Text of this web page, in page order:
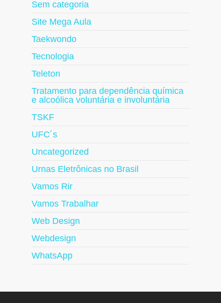
Sem categoria
Site Mega Aula
Taekwondo
Tecnologia
Teleton
Tratamento para dependência química
e alcoólica voluntária e involuntária
TSKF
UFC´s
Uncategorized
Urnas Eletrônicas no Brasil
Vamos Rir
Vamos Trabalhar
Web Design
Webdesign
WhatsApp